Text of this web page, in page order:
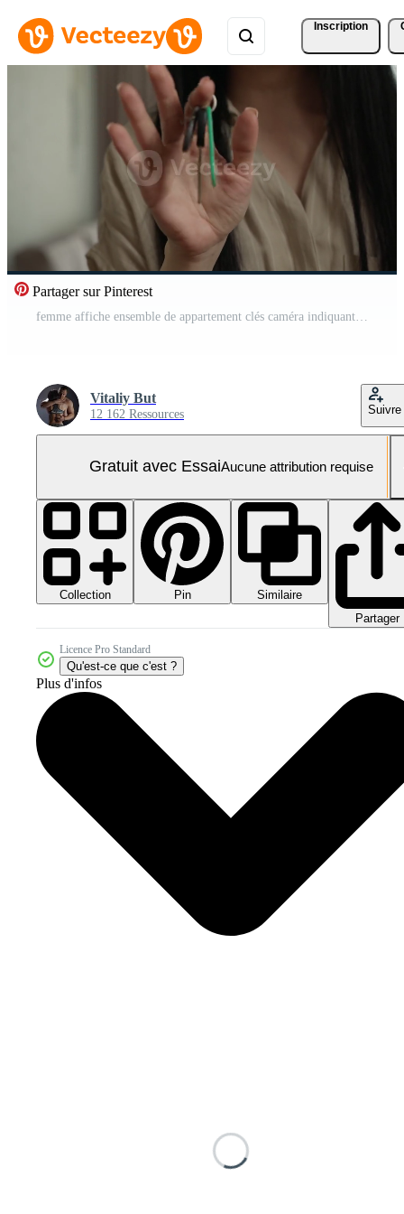
Inscription
Partager sur Pinterest
Vitaliy But
12 162 Ressources Suivre
Gratuit avec EssaiAucune attribution requise
Collection Pin
Similaire
Partager
Licence Pro Standard
Qu'est-ce que c'est ?
Plus d'infos